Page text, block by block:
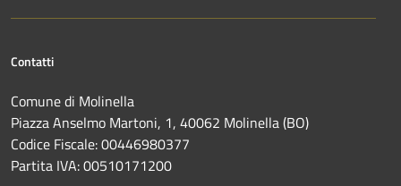
Contatti
Comune di Molinella
Piazza Anselmo Martoni, 1, 40062 Molinella (BO)
Codice Fiscale: 00446980377
Partita IVA: 00510171200